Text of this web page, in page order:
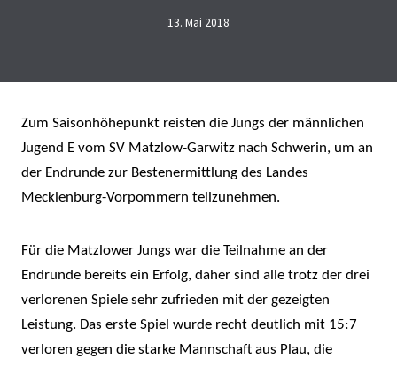
13. Mai 2018
Zum Saisonhöhepunkt reisten die Jungs der männlichen
Jugend E vom SV Matzlow-Garwitz nach Schwerin, um an
der Endrunde zur Bestenermittlung des Landes
Mecklenburg-Vorpommern teilzunehmen.
Für die Matzlower Jungs war die Teilnahme an der
Endrunde bereits ein Erfolg, daher sind alle trotz der drei
verlorenen Spiele sehr zufrieden mit der gezeigten
Leistung. Das erste Spiel wurde recht deutlich mit 15:7
verloren gegen die starke Mannschaft aus Plau, die